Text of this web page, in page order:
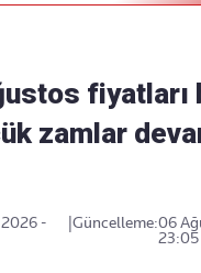
fiyatları
zamlar
-
Güncelleme:06
23:05